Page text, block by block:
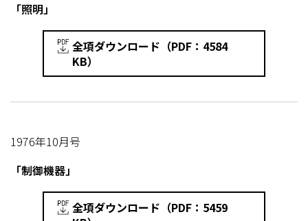
「照明」
全項ダウンロード（PDF：4584
KB）
1976年10月号
「制御機器」
全項ダウンロード（PDF：5459